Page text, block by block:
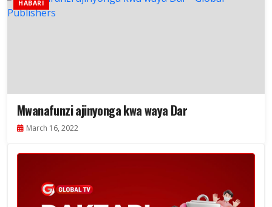
HABARI
Mwanafunzi ajinyonga kwa waya Dar
March 16, 2022